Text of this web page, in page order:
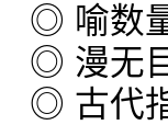
◎ 喻数
◎ 漫无
◎ 古代